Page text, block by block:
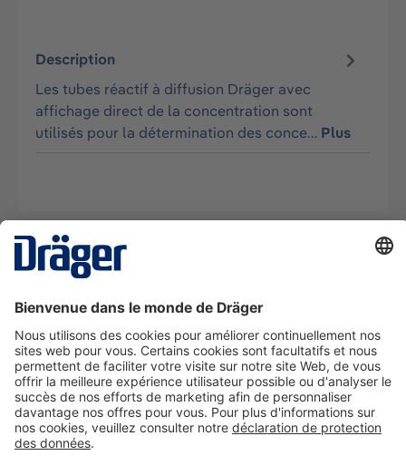
Description
Les tubes réactif à diffusion Dräger avec
affichage direct de la concentration sont
utilisés pour la détermination des conce… Plus
La technologie
Nous contacter
A propos de Dräger
Informations